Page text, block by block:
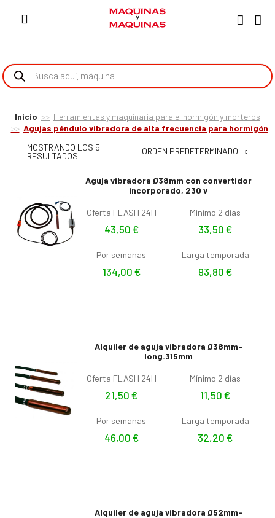
Inicio
Herramientas y maquinaria para el hormigón y morteros
Agujas péndulo vibradora de alta frecuencia para hormigón
MOSTRANDO LOS 5
RESULTADOS
ORDEN PREDETERMINADO
Aguja vibradora Ø38mm con convertidor
incorporado, 230 v
Oferta FLASH 24H
43,50 €
Mínimo 2 días
33,50 €
Por semanas
134,00 €
Larga temporada
93,80 €
Alquiler de aguja vibradora Ø38mm-
long.315mm
Oferta FLASH 24H
21,50 €
Mínimo 2 días
11,50 €
Por semanas
46,00 €
Larga temporada
32,20 €
Alquiler de aguja vibradora Ø52mm-